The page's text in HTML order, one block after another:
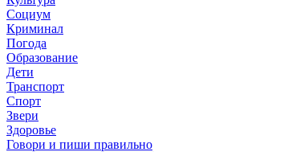
Социум
Криминал
Погода
Образование
Дети
Транспорт
Спорт
Звери
Здоровье
Говори и пиши правильно